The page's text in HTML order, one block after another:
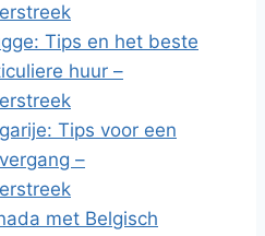
Tips en het beste
huur –
Tips voor een
–
met Belgisch